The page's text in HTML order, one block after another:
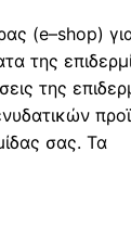
(e–shop)
της
της
σας. Τα